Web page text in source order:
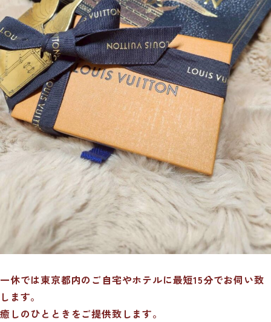
一休では東京都内のご自宅やホテルに最短15分でお伺い致
します。
癒しのひとときをご提供致します。